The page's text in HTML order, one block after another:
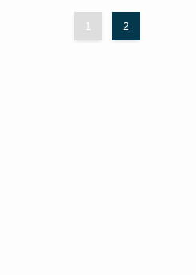
1 2